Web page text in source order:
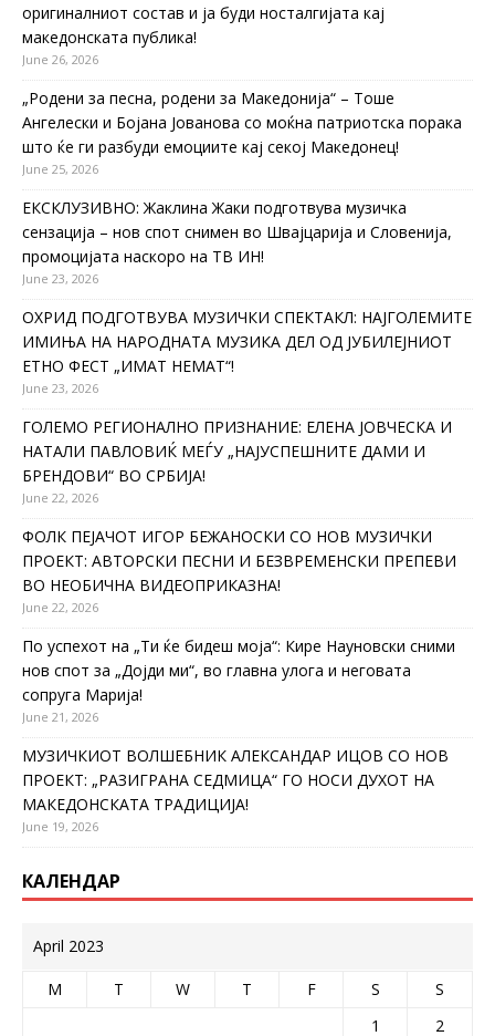
оригиналниот состав и ја буди носталгијата кај
македонската публика!
June 26, 2026
„Родени за песна, родени за Македонија“ – Тоше
Ангелески и Бојана Јованова со моќна патриотска порака
што ќе ги разбуди емоциите кај секој Македонец!
June 25, 2026
ЕКСКЛУЗИВНО: Жаклина Жаки подготвува музичка
сензација – нов спот снимен во Швајцарија и Словенија,
промоцијата наскоро на ТВ ИН!
June 23, 2026
ОХРИД ПОДГОТВУВА МУЗИЧКИ СПЕКТАКЛ: НАЈГОЛЕМИТЕ
ИМИЊА НА НАРОДНАТА МУЗИКА ДЕЛ ОД ЈУБИЛЕЈНИОТ
ЕТНО ФЕСТ „ИМАТ НЕМАТ“!
June 23, 2026
ГОЛЕМО РЕГИОНАЛНО ПРИЗНАНИЕ: ЕЛЕНА ЈОВЧЕСКА И
НАТАЛИ ПАВЛОВИЌ МЕЃУ „НАЈУСПЕШНИТЕ ДАМИ И
БРЕНДОВИ“ ВО СРБИЈА!
June 22, 2026
ФОЛК ПЕЈАЧОТ ИГОР БЕЖАНОСКИ СО НОВ МУЗИЧКИ
ПРОЕКТ: АВТОРСКИ ПЕСНИ И БЕЗВРЕМЕНСКИ ПРЕПЕВИ
ВО НЕОБИЧНА ВИДЕОПРИКАЗНА!
June 22, 2026
По успехот на „Ти ќе бидеш моја“: Кире Науновски сними
нов спот за „Дојди ми“, во главна улога и неговата
сопруга Марија!
June 21, 2026
МУЗИЧКИОТ ВОЛШЕБНИК АЛЕКСАНДАР ИЦОВ СО НОВ
ПРОЕКТ: „РАЗИГРАНА СЕДМИЦА“ ГО НОСИ ДУХОТ НА
МАКЕДОНСКАТА ТРАДИЦИЈА!
June 19, 2026
КАЛЕНДАР
April 2023
M T W T F S
S
1
2